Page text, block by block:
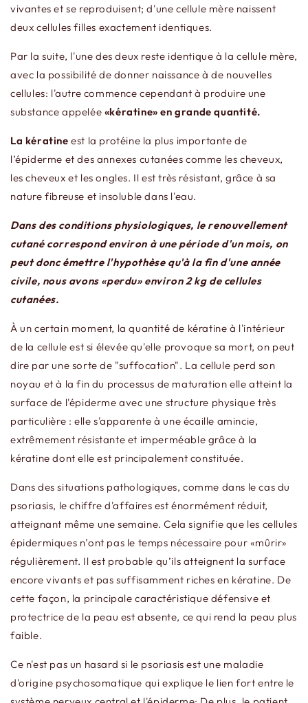
vivantes et se reproduisent; d'une cellule mère naissent
deux cellules filles exactement identiques.
Par la suite, l'une des deux reste identique à la cellule mère,
avec la possibilité de donner naissance à de nouvelles
cellules: l'autre commence cependant à produire une
substance appelée «kératine» en grande quantité.
La kératine est la protéine la plus importante de
l’épiderme et des annexes cutanées comme les cheveux,
les cheveux et les ongles. Il est très résistant, grâce à sa
nature fibreuse et insoluble dans l'eau.
Dans des conditions physiologiques, le renouvellement
cutané correspond environ à une période d'un mois, on
peut donc émettre l'hypothèse qu'à la fin d'une année
civile, nous avons «perdu» environ 2 kg de cellules
cutanées.
À un certain moment, la quantité de kératine à l'intérieur
de la cellule est si élevée qu'elle provoque sa mort, on peut
dire par une sorte de "suffocation". La cellule perd son
noyau et à la fin du processus de maturation elle atteint la
surface de l'épiderme avec une structure physique très
particulière : elle s'apparente à une écaille amincie,
extrêmement résistante et imperméable grâce à la
kératine dont elle est principalement constituée.
Dans des situations pathologiques, comme dans le cas du
psoriasis, le chiffre d'affaires est énormément réduit,
atteignant même une semaine. Cela signifie que les cellules
épidermiques n’ont pas le temps nécessaire pour «mûrir»
régulièrement. Il est probable qu’ils atteignent la surface
encore vivants et pas suffisamment riches en kératine. De
cette façon, la principale caractéristique défensive et
protectrice de la peau est absente, ce qui rend la peau plus
faible.
Ce n'est pas un hasard si le psoriasis est une maladie
d'origine psychosomatique qui explique le lien fort entre le